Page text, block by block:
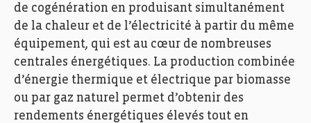
de cogénération en produisant simultanément
de la chaleur et de l’électricité à partir du même
équipement, qui est au cœur de nombreuses
centrales énergétiques. La production combinée
d’énergie thermique et électrique par biomasse
ou par gaz naturel permet d’obtenir des
rendements énergétiques élevés tout en